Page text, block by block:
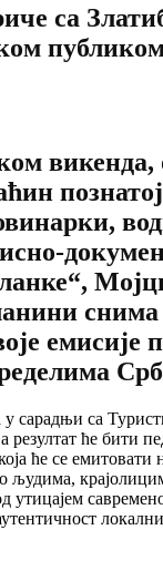
са
викенда,
познатој
снима
емисије
у сарадњи са
резултат ће бити
ће се
људима,
утицајем